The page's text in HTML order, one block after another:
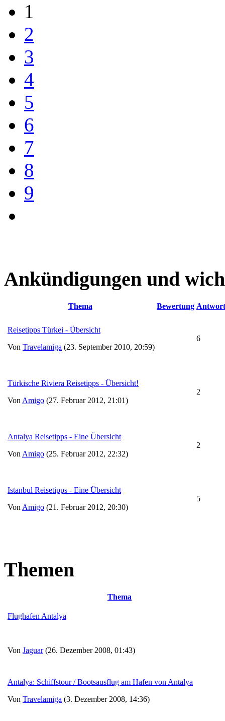
1
2
3
4
5
6
7
8
9
Ankündigungen und
Thema Bewertung
Reisetipps Türkei - Übersicht
Von Travelamiga (23. September 2010, 20:59)
6
Türkische Riviera Reisetipps - Übersicht!
Von Amigo (27. Februar 2012, 21:01)
2
Antalya Reisetipps - Eine Übersicht
Von Amigo (25. Februar 2012, 22:32)
2
Istanbul Reisetipps - Eine Übersicht
Von Amigo (21. Februar 2012, 20:30)
5
Themen
Thema
Flughafen Antalya
Von Jaguar(26. Dezember 2008, 01:43)
Antalya: Schiffstour / Bootsausflug am Hafen von Antalya
Von Travelamiga (3. Dezember 2008, 14:36)